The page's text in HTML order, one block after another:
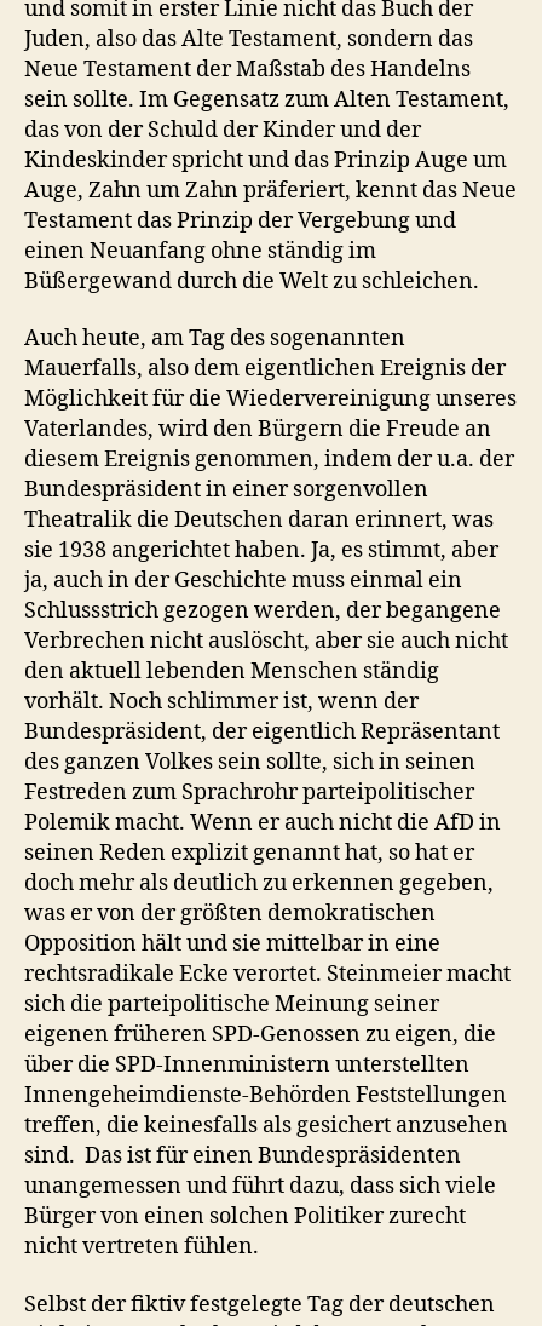
und somit in erster Linie nicht das Buch der
Juden, also das Alte Testament, sondern das
Neue Testament der Maßstab des Handelns
sein sollte. Im Gegensatz zum Alten Testament,
das von der Schuld der Kinder und der
Kindeskinder spricht und das Prinzip Auge um
Auge, Zahn um Zahn präferiert, kennt das Neue
Testament das Prinzip der Vergebung und
einen Neuanfang ohne ständig im
Büßergewand durch die Welt zu schleichen.
Auch heute, am Tag des sogenannten
Mauerfalls, also dem eigentlichen Ereignis der
Möglichkeit für die Wiedervereinigung unseres
Vaterlandes, wird den Bürgern die Freude an
diesem Ereignis genommen, indem der u.a. der
Bundespräsident in einer sorgenvollen
Theatralik die Deutschen daran erinnert, was
sie 1938 angerichtet haben. Ja, es stimmt, aber
ja, auch in der Geschichte muss einmal ein
Schlussstrich gezogen werden, der begangene
Verbrechen nicht auslöscht, aber sie auch nicht
den aktuell lebenden Menschen ständig
vorhält. Noch schlimmer ist, wenn der
Bundespräsident, der eigentlich Repräsentant
des ganzen Volkes sein sollte, sich in seinen
Festreden zum Sprachrohr parteipolitischer
Polemik macht. Wenn er auch nicht die AfD in
seinen Reden explizit genannt hat, so hat er
doch mehr als deutlich zu erkennen gegeben,
was er von der größten demokratischen
Opposition hält und sie mittelbar in eine
rechtsradikale Ecke verortet. Steinmeier macht
sich die parteipolitische Meinung seiner
eigenen früheren SPD-Genossen zu eigen, die
über die SPD-Innenministern unterstellten
Innengeheimdienste-Behörden Feststellungen
treffen, die keinesfalls als gesichert anzusehen
sind. Das ist für einen Bundespräsidenten
unangemessen und führt dazu, dass sich viele
Bürger von einen solchen Politiker zurecht
nicht vertreten fühlen.
Selbst der fiktiv festgelegte Tag der deutschen